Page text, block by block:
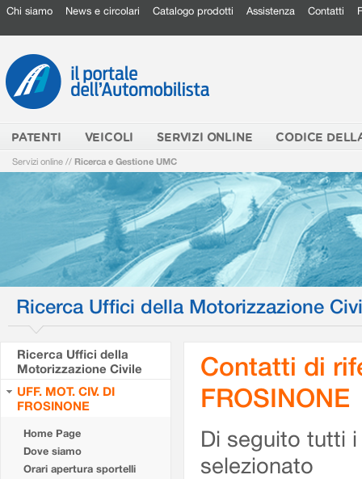
Chi siamo News e circolari Catalogo prodotti Assistenza Contatti
PATENTI VEICOLI SERVIZI ONLINE CODICE
Servizi online // Ricerca e Gestione UMC
Ricerca Uffici della Motorizzazione
Ricerca Uffici della
Motorizzazione Civile
UFF. MOT. CIV. DI
FROSINONE
Home Page
Dove siamo
Orari apertura sportelli
Contatti di
FROSINONE
Di seguito tutti
selezionato